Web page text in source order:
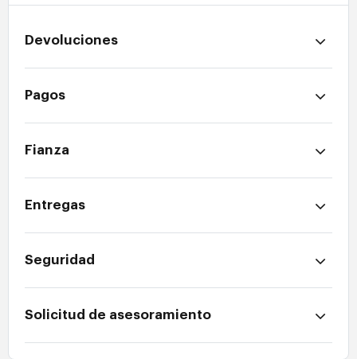
Devoluciones
Pagos
Fianza
Entregas
Seguridad
Solicitud de asesoramiento